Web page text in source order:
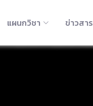
แผนกวิชา ข่าวสาร